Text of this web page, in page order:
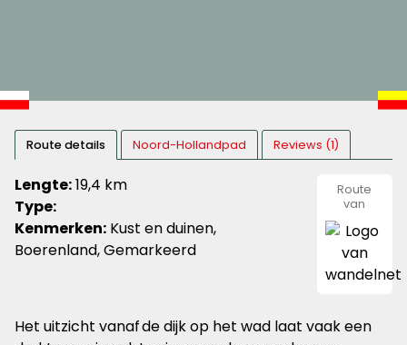
Route details Noord-Hollandpad Reviews (1)
Lengte:19,4 km
Type:
Kenmerken: Kust en duinen,
Boerenland, Gemarkeerd
Route
van
Het uitzicht vanaf de dijk op het wad laat vaak een